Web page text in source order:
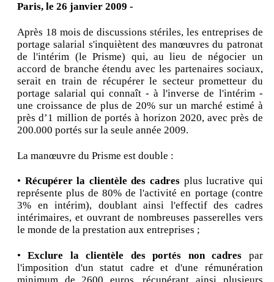
Paris, le 26 janvier 2009 -
Après 18 mois de discussions stériles, les entreprises de
portage salarial s'inquiètent des manœuvres du patronat
de l'intérim (le Prisme) qui, au lieu de négocier un
accord de branche étendu avec les partenaires sociaux,
serait en train de récupérer le secteur prometteur du
portage salarial qui connaît - à l'inverse de l'intérim -
une croissance de plus de 20% sur un marché estimé à
près d’1 million de portés à horizon 2020, avec près de
200.000 portés sur la seule année 2009.
La manœuvre du Prisme est double :
• Récupérer la clientèle des cadresplus lucrative qui
représente plus de 80% de l'activité en portage (contre
3% en intérim), doublant ainsi l'effectif des cadres
intérimaires, et ouvrant de nombreuses passerelles vers
le monde de la prestation aux entreprises ;
•Exclure la clientèle des portés non cadres par
l'imposition d'un statut cadre et d'une rémunération